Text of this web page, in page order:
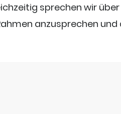
sprechen wir
anzusprechen